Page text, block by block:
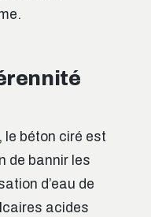
le béton ciré est
de bannir les
d’eau de
acides